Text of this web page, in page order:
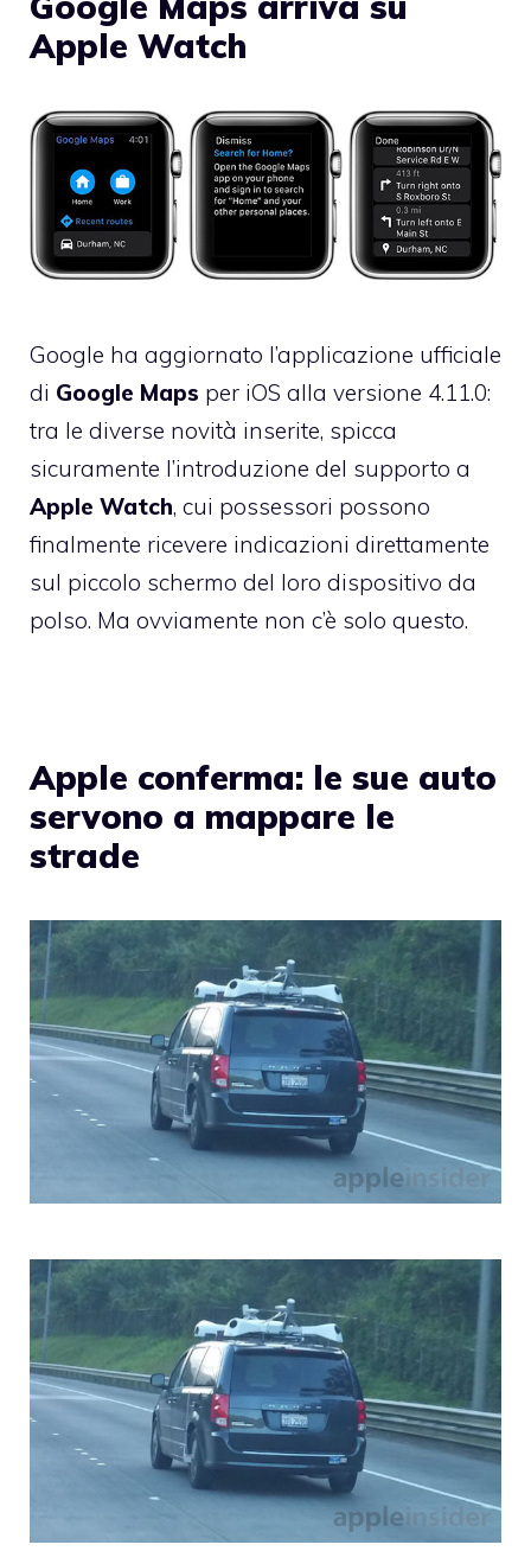
Apple Watch
Google ha aggiornato l’applicazione ufficiale
di Google Maps per iOS alla versione 4.11.0:
tra le diverse novità inserite, spicca
sicuramente l’introduzione del supporto a
Apple Watch, cui possessori possono
finalmente ricevere indicazioni direttamente
sul piccolo schermo del loro dispositivo da
polso. Ma ovviamente non c’è solo questo.
Apple conferma: le sue auto
servono a mappare le
strade